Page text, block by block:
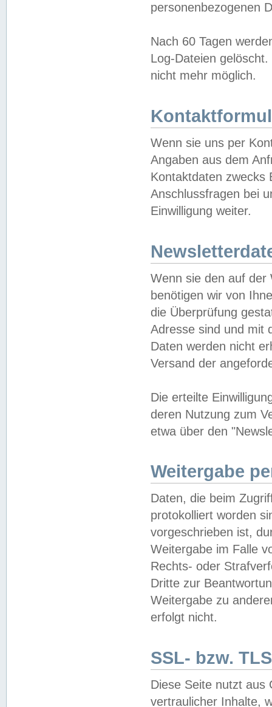
personenbezogenen
Nach 60 Tagen
Log-Dateien
nicht mehr möglich.
Wenn sie uns per
Angaben aus dem
Kontaktdaten zwecks
Anschlussfragen bei
Einwilligung weiter.
Wenn sie den auf der
benötigen wir von
die Überprüfung
Adresse sind und mit
Daten werden nicht
Versand der
Die erteilte
deren Nutzung zum
etwa über den
Weitergabe
Daten, die beim
protokolliert worden
vorgeschrieben ist,
Weitergabe im Falle
Rechts- oder
Dritte zur
Weitergabe zu
erfolgt nicht.
SSL- bzw.
Diese Seite nutzt aus
vertraulicher Inhalte,